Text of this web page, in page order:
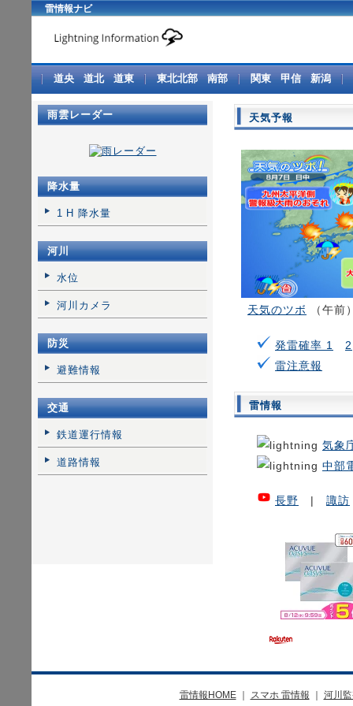
雷情報ナビ
道央 道北 道東 東北北部 南部 関東 甲信 新潟
天気予報
天気のツボ （午前
発雷確率 1
2
雷注意報
雷情報
気象
中部
長野 | 諏訪
雨雲レーダー
降水量
1 H 降水量
河川
水位
河川カメラ
防災
避難情報
交通
鉄道運行情報
道路情報
雷情報HOME｜ スマホ 雷情報 河川